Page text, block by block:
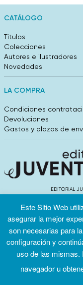
CATÁLOGO
Títulos
Colecciones
Autores e ilustradores
Novedades
LA COMPRA
Condiciones
Devoluciones
Gastos y plazos de
EDITORIAL
Condiciones
Política de
privacidad
Este Sitio Web
asegurar la mejor
son necesarias para
configuración y
uso de las mismas.
navegador u